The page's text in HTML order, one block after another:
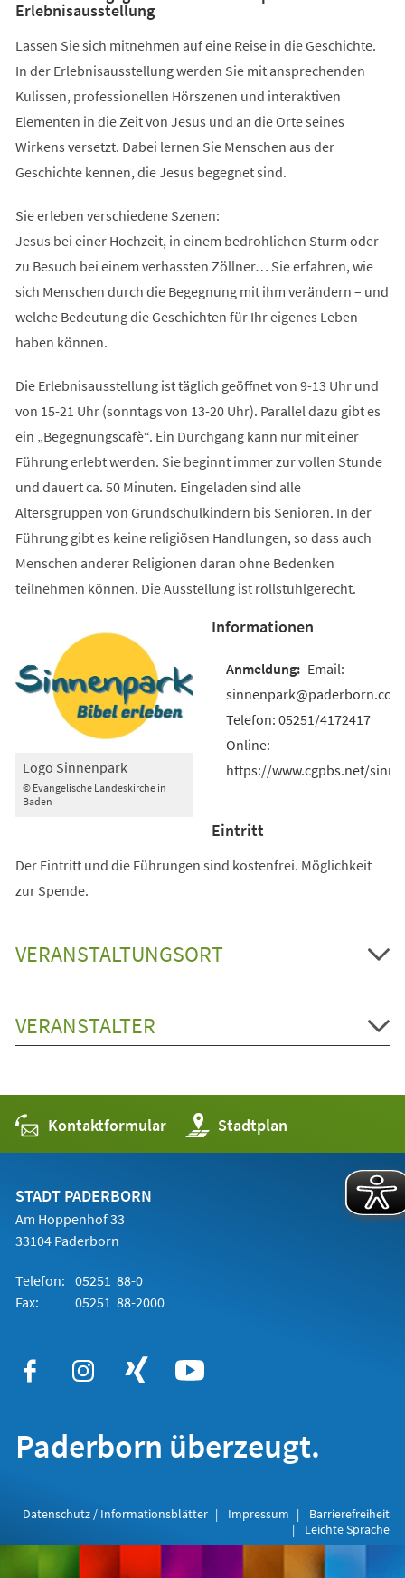
Erlebnisausstellung
Lassen Sie sich mitnehmen auf eine Reise in die Geschichte.
In der Erlebnisausstellung werden Sie mit ansprechenden
Kulissen, professionellen Hörszenen und interaktiven
Elementen in die Zeit von Jesus und an die Orte seines
Wirkens versetzt. Dabei lernen Sie Menschen aus der
Geschichte kennen, die Jesus begegnet sind.
Sie erleben verschiedene Szenen:
Jesus bei einer Hochzeit, in einem bedrohlichen Sturm oder
zu Besuch bei einem verhassten Zöllner… Sie erfahren, wie
sich Menschen durch die Begegnung mit ihm verändern – und
welche Bedeutung die Geschichten für Ihr eigenes Leben
haben können.
Die Erlebnisausstellung ist täglich geöffnet von 9-13 Uhr und
von 15-21 Uhr (sonntags von 13-20 Uhr). Parallel dazu gibt es
ein „Begegnungscafè“. Ein Durchgang kann nur mit einer
Führung erlebt werden. Sie beginnt immer zur vollen Stunde
und dauert ca. 50 Minuten. Eingeladen sind alle
Altersgruppen von Grundschulkindern bis Senioren. In der
Führung gibt es keine religiösen Handlungen, so dass auch
Menschen anderer Religionen daran ohne Bedenken
teilnehmen können. Die Ausstellung ist rollstuhlgerecht.
© Evangelische Landeskirche in
Baden
Logo Sinnenpark
Informationen
Email:
sinnenpark@paderborn.com
Telefon: 05251/4172417
Online:
https://www.cgpbs.net/
Eintritt
Der Eintritt und die Führungen sind kostenfrei. Möglichkeit
zur Spende.
VERANSTALTUNGSORT
VERANSTALTER
Kontaktformular Stadtplan
(Öffnet
in
einem
STADT PADERBORN
Am Hoppenhof 33
33104 Paderborn
Telefon: 05251 88-0
Fax:
05251 88-2000
Paderborn überzeugt.
Datenschutz / Informationsblätter Impressum
Barrierefreiheit
Leichte Sprache